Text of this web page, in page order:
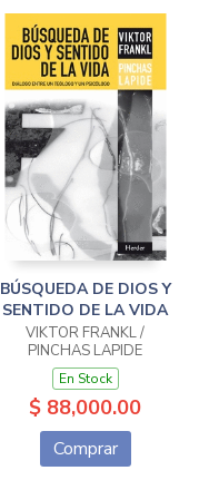
BÚSQUEDA DE DIOS Y
SENTIDO DE LA VIDA
VIKTOR FRANKL /
PINCHAS LAPIDE
En Stock
$ 88,000.00
Comprar